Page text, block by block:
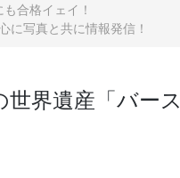
合格イェイ！
に写真と共に情報発信！
世界遺産「バース